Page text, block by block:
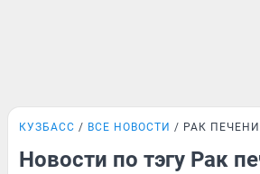
КУЗБАСС ВСЕ НОВОСТИ РАК ПЕЧЕНИ
Новости по тэгу Рак